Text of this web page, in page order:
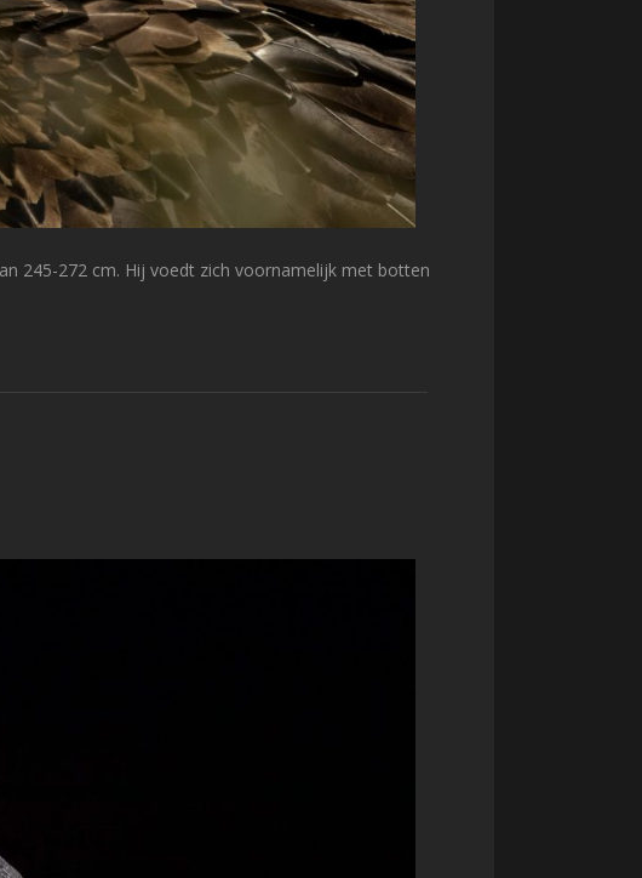
245-272 cm. Hij voedt zich voornamelijk met botten